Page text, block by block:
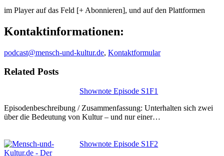
im Player auf das Feld [+ Abonnieren], und auf den Plattformen
Kontaktinformationen:
podcast@mensch-und-kultur.de, Kontaktformular
Related Posts
Shownote Episode S1F1
Episodenbeschreibung / Zusammenfassung: Unterhalten sich zwei
über die Bedeutung von Kultur – und nur einer…
Shownote Episode S1F2